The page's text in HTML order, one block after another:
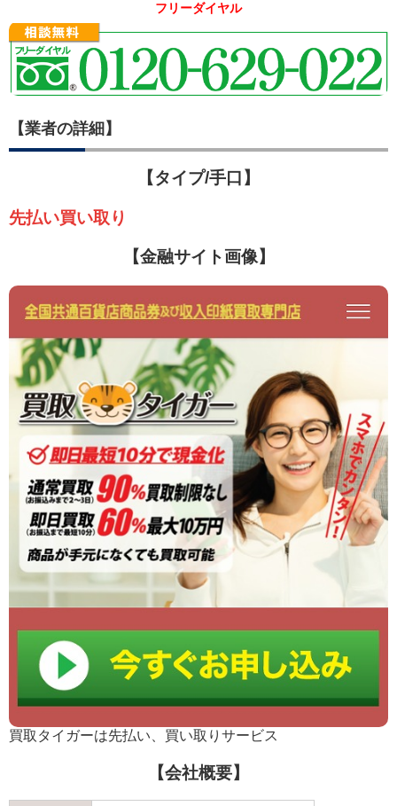
フリーダイヤル
【業者の詳細】
【タイプ/手口】
先払い買い取り
【金融サイト画像】
買取タイガーは先払い、買い取りサービス
【会社概要】